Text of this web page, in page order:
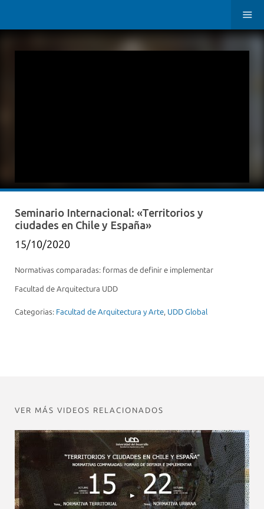
Seminario Internacional: «Territorios y
ciudades en Chile y España»
15/10/2020
Normativas comparadas: formas de definir e implementar
Facultad de Arquitectura UDD
Categorias: Facultad de Arquitectura y Arte, UDD Global
VER MÁS VIDEOS RELACIONADOS